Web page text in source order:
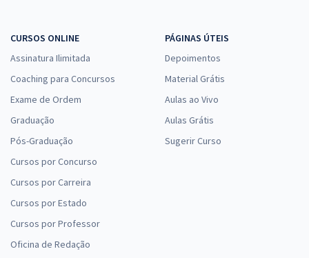
CURSOS ONLINE
Assinatura Ilimitada
Coaching para Concursos
Exame de Ordem
Graduação
Pós-Graduação
Cursos por Concurso
Cursos por Carreira
Cursos por Estado
Cursos por Professor
Oficina de Redação
PÁGINAS ÚTEIS
Depoimentos
Material Grátis
Aulas ao Vivo
Aulas Grátis
Sugerir Curso